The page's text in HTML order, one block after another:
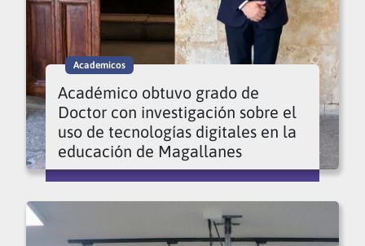
Academicos
Académico obtuvo grado de
Doctor con investigación sobre el
uso de tecnologías digitales en la
educación de Magallanes